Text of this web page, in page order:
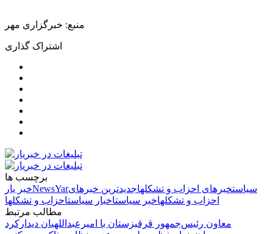
منبع: خبرگزاری مهر
اشتراک گذاری
برچسب ها
خبر یارNewsYar سیاستخبرهای احزاب و تشکلهاجدیدترین خبرهای
احزاب و تشکلهاخبر سیاستاخبار سیاستاحزاب و تشکلها
مطالب مرتبط
معاون رئیس‌جمهور قرقیزستان با امیرعبداللهیان دیدارکرد